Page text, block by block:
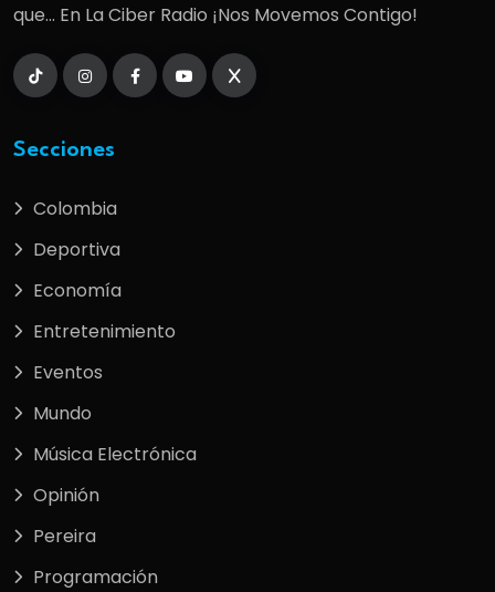
que... En La Ciber Radio ¡Nos Movemos Contigo!
Secciones
Colombia
Deportiva
Economía
Entretenimiento
Eventos
Mundo
Música Electrónica
Opinión
Pereira
Programación